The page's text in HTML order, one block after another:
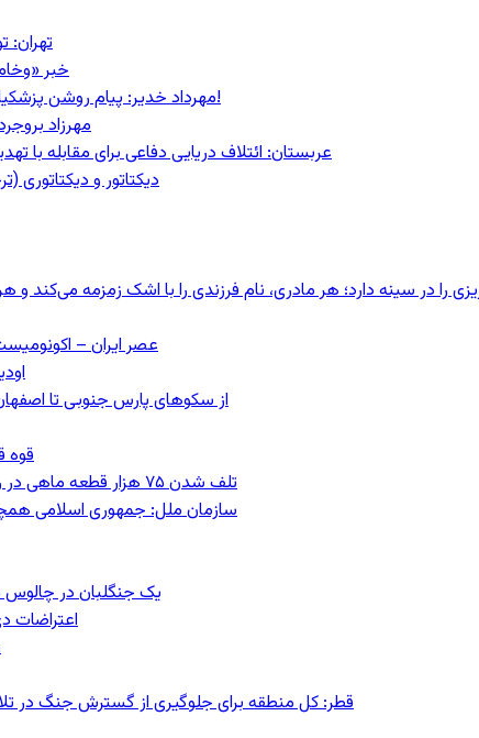
تهران:
خبر
مهرداد خدیر: پیام روشن پزشکیان در گفت‌و‌گوی تصویری با مرد نامرئی: من هستم!
مهرزاد
عربستان: ائتلاف دریایی دفاعی برای مقابله
دیکتاتور و دیکتاتوری
در سینه دارد؛ هر مادری، نام فرزندی را با اشک زمزمه می‌کند و
عصر ایران –
از سکوهای پارس جنوبی تا
قوه
تلف شدن ۷۵ هزار قطعه ماهی در رودخانه مسقان شیراز بر اثر ورود شورابه فوق‌اشباع
سازمان ملل: جمهوری اسلامی
یک جنگلبان در
اعتراضات
قطر: کل منطقه برای جلوگیری از گسترش جنگ در